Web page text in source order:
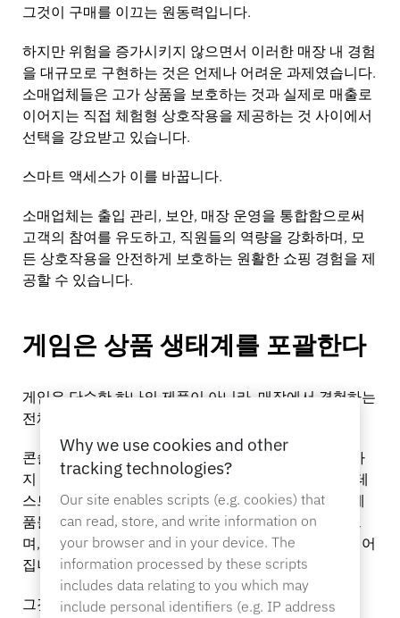
호텔 및 레스토랑
픽스처 제작사
은행업
교육
그것이 구매를 이끄는 원동력입니다.
하지만 위험을 증가시키지 않으면서 이러한 매장 내 경험
을 대규모로 구현하는 것은 언제나 어려운 과제였습니다.
소매업체들은 고가 상품을 보호하는 것과 실제로 매출로
이어지는 직접 체험형 상호작용을 제공하는 것 사이에서
선택을 강요받고 있습니다.
스마트 액세스가 이를 바꿉니다.
소매업체는 출입 관리, 보안, 매장 운영을 통합함으로써
고객의 참여를 유도하고, 직원들의 역량을 강화하며, 모
든 상호작용을 안전하게 보호하는 원활한 쇼핑 경험을 제
공할 수 있습니다.
게임은 상품 생태계를 포괄한다
게임은 단순한 하나의 제품이 아니라, 매장에서 경험하는
전체적인 경험 그 자체입니다.
콘솔과 컨트롤러부터 VR, 오디오, 액세서리에 이르기까
지 게임 생태계의 모든 요소는 고객이 직접 탐색하고, 테
스트하고, 체험할 수 있도록 설계되었습니다. 이러한 제
품들은 진열장 속에 갇혀 있는 것만으로는 팔리지 않으
며, 고객이 직접 체험해 볼 수 있을 때 비로소 판매로 이어
집니다.
그것이 바로 과제입니다.
Why we use cookies and other
tracking technologies?
Our site enables scripts (e.g. cookies) that
can read, store, and write information on
your browser and in your device. The
information processed by these scripts
includes data relating to you which may
include personal identifiers (e.g. IP address